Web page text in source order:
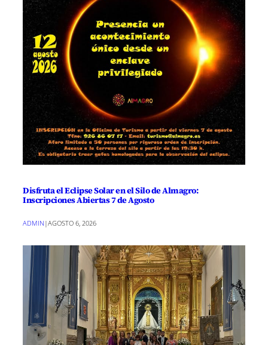
Disfruta el Eclipse Solar en el Silo de Almagro:
Inscripciones Abiertas 7 de Agosto
ADMIN |AGOSTO 6, 2026